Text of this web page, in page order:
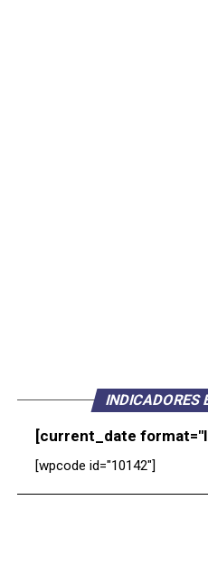
INDICADORES
[current_date
[wpcode id="10142"]